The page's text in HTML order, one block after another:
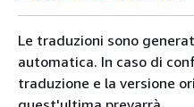
Le traduzioni sono
automatica. In caso di
traduzione e la versione